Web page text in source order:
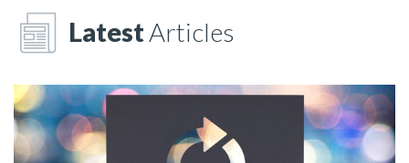
LatestArticles